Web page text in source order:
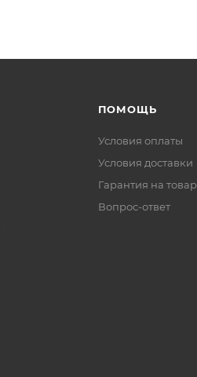
ПОМОЩЬ
Условия оплаты
Условия доставки
Гарантия на товар
Вопрос-ответ